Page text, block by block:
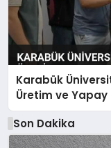
Karabük
Üretim ve Yapay
Son Dakika